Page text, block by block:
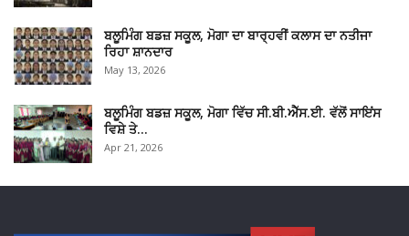
ਬਲੂਮਿੰਗ ਬਡਜ਼ ਸਕੂਲ, ਮੋਗਾ ਦਾ ਬਾਰ੍ਹਵੀਂ ਕਲਾਸ ਦਾ ਨਤੀਜਾ
ਰਿਹਾ ਸ਼ਾਨਦਾਰ
May 13, 2026
ਬਲੂਮਿੰਗ ਬਡਜ਼ ਸਕੂਲ, ਮੋਗਾ ਵਿੱਚ ਸੀ.ਬੀ.ਐੱਸ.ਈ. ਵੱਲੋਂ ਸਾਇਂਸ
ਵਿਸ਼ੇ ਤੇ…
Apr 21, 2026